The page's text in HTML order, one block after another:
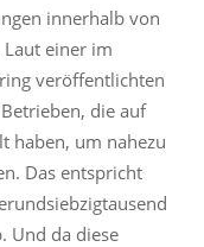
innerhalb von
einer im
veröffentlichten
die auf
haben, um nahezu
Das entspricht
Und da diese